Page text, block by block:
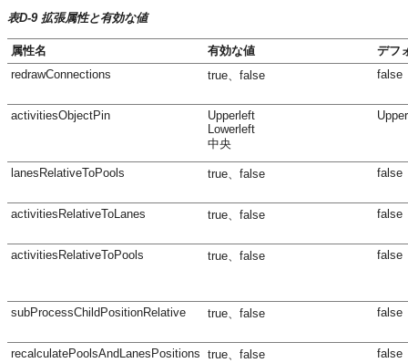
表D-9 拡張属性と有効な値
属性名 有効な値
デフ
redrawConnections
true、false false
activitiesObjectPin
Upperleft
Lowerleft
中央
lanesRelativeToPools true、false false
activitiesRelativeToLanes true、false false
activitiesRelativeToPools true、false false
subProcessChildPositionRelative true、false false
recalculatePoolsAndLanesPositions true、false false